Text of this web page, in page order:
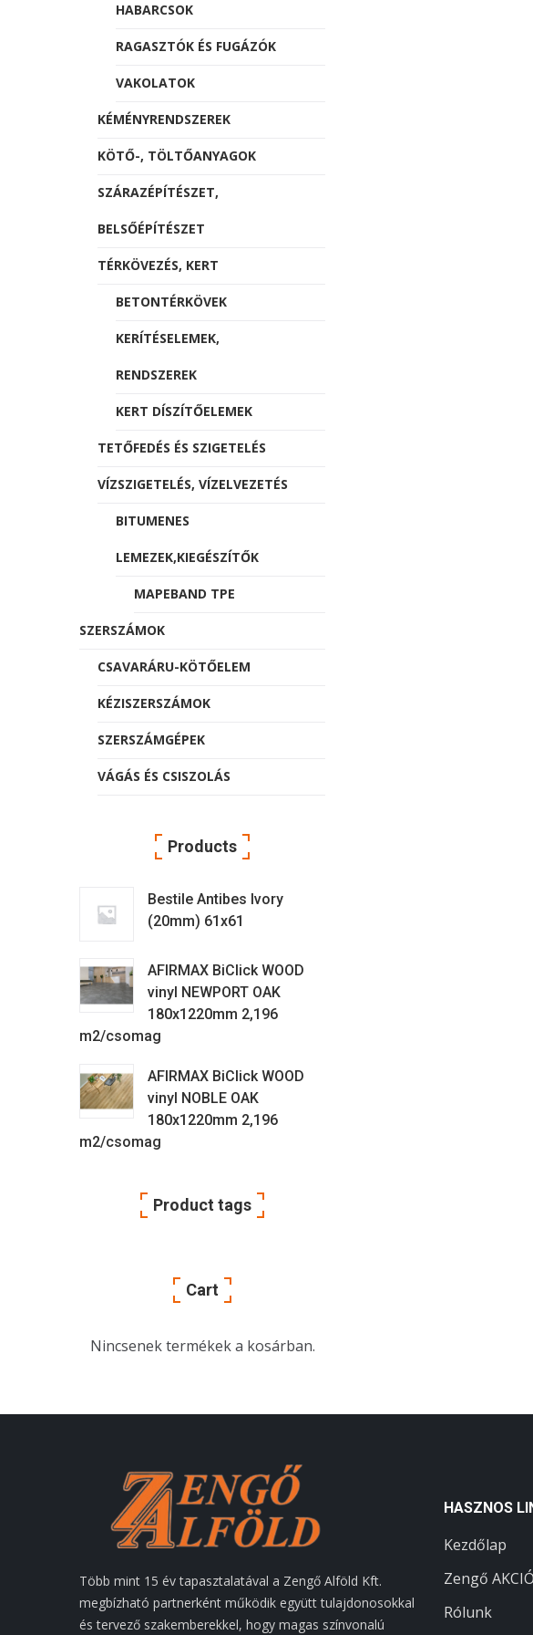
HABARCSOK
RAGASZTÓK ÉS FUGÁZÓK
VAKOLATOK
KÉMÉNYRENDSZEREK
KÖTŐ-, TÖLTŐANYAGOK
SZÁRAZÉPÍTÉSZET,
BELSŐÉPÍTÉSZET
TÉRKÖVEZÉS, KERT
BETONTÉRKÖVEK
KERÍTÉSELEMEK,
RENDSZEREK
KERT DÍSZÍTŐELEMEK
TETŐFEDÉS ÉS SZIGETELÉS
VÍZSZIGETELÉS, VÍZELVEZETÉS
BITUMENES
LEMEZEK,KIEGÉSZÍTŐK
MAPEBAND TPE
SZERSZÁMOK
CSAVARÁRU-KÖTŐELEM
KÉZISZERSZÁMOK
SZERSZÁMGÉPEK
VÁGÁS ÉS CSISZOLÁS
Products
Bestile Antibes Ivory
(20mm) 61x61
AFIRMAX BiClick WOOD
vinyl NEWPORT OAK
180x1220mm 2,196
m2/csomag
AFIRMAX BiClick WOOD
vinyl NOBLE OAK
180x1220mm 2,196
m2/csomag
Product tags
Cart
Nincsenek termékek a kosárban.
Több mint 15 év tapasztalatával a Zengő Alföld Kft.
megbízható partnerként működik együtt tulajdonosokkal
és tervező szakemberekkel, hogy magas színvonalú
HASZNOS
Kezdőlap
Zengő
Rólunk